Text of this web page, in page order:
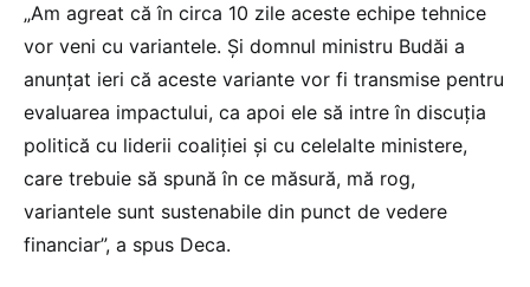
„Am agreat că în circa 10 zile aceste echipe tehnice
vor veni cu variantele. Și domnul ministru Budăi a
anunțat ieri că aceste variante vor fi transmise pentru
evaluarea impactului, ca apoi ele să intre în discuția
politică cu liderii coaliției și cu celelalte ministere,
care trebuie să spună în ce măsură, mă rog,
variantele sunt sustenabile din punct de vedere
financiar”, a spus Deca.